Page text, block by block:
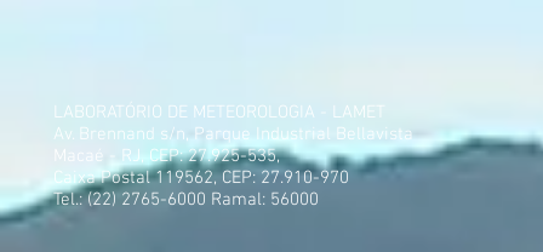
LABORATÓRIO DE METEOROLOGIA - LAMET
Av. Brennand s/n, Parque Industrial Bellavista
Macaé - RJ, CEP: 27.925-535,
Caixa Postal 119562, CEP: 27.910-970
Tel.: (22) 2765-6000 Ramal: 56000